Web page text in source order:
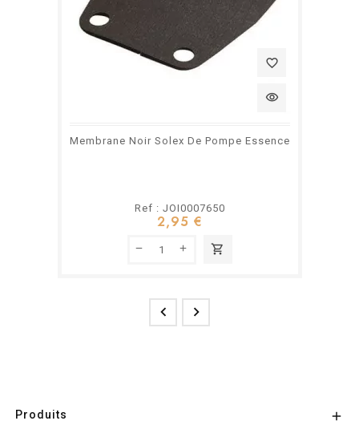
favorite_border
visibility
Membrane Noir Solex De Pompe Essence
Ref : JOI0007650
2,95 €
shopping_cart
 
Produits 